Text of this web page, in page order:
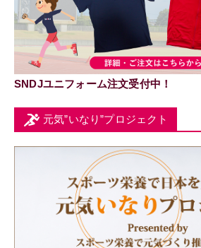
SNDJユニフォーム注文受付中！
元気”いなり”プロジェクト